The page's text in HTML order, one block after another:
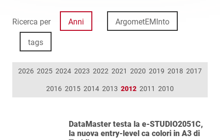
Ricerca per Anni ArgometEMInto
tags
2026 2025 2024 2023 2022 2021 2020 2019 2018 2017
2016 2015 2014 2013 2012 2011 2010
DataMaster testa la e-STUDIO2051C,
la nuova entry-level ca colori in A3 di